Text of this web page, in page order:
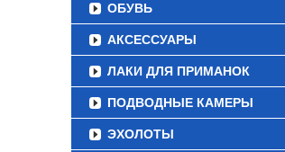
ОБУВЬ
АКСЕССУАРЫ
ЛАКИ ДЛЯ ПРИМАНОК
ПОДВОДНЫЕ КАМЕРЫ
ЭХОЛОТЫ